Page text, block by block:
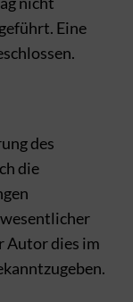
Eine
des
die
Autor dies im